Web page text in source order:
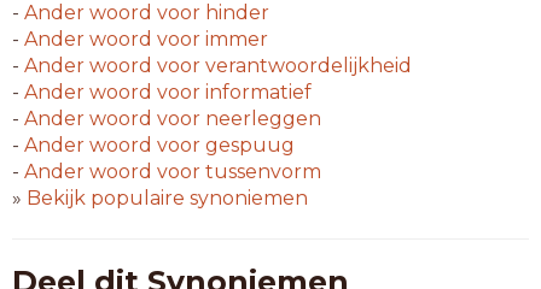
- Ander woord voor hinder
- Ander woord voor immer
- Ander woord voor verantwoordelijkheid
- Ander woord voor informatief
- Ander woord voor neerleggen
- Ander woord voor gespuug
- Ander woord voor tussenvorm
» Bekijk populaire synoniemen
Deel dit Synoniemen